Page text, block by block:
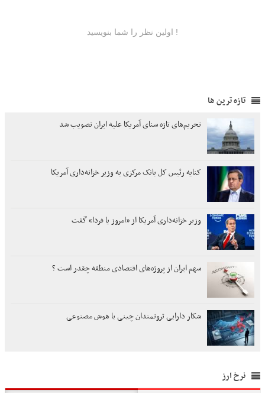
تازه ترین ها
تحریم‌های تازه سنای آمریکا علیه ایران تصویب شد
کنایه رئیس کل بانک مرکزی به وزیر خزانه‌داری آمریکا
وزیر خزانه‌داری آمریکا از «امروز یا فردا» گفت
سهم ایران از پروژه‌های اقتصادی منطقه چقدر است ؟
شکار دارایی ثروتمندان چینی با هوش مصنوعی
نرخ ارز